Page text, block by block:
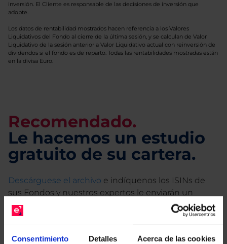
Consentimiento Detalles Acerca de las cookies
inversión. El Cliente es responsable de las decisiones de inversión que
adopte.
Los datos de rentabilidad mostrados hacen referencia a los Valores
Liquidativos del Fondo al cierre de la última sesión, y se calculan de Valor
Liquidativo de la sesión anterior a Valor Liquidativo actual con reinversión de
dividendos si el fondo es de reparto. Todas las rentabilidades mostradas están
en la divisa Euro.
Recomendado.
Le hacemos un estudio
gratuito de su cartera.
Descárguese el archivo e indíquenos los ISINs de
sus Fondos y nuestros expertos le enviarán un
estudio gratuito de sus alternativas de Clases
Limpias con las que podrá ahorrar en sus costes.